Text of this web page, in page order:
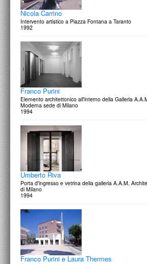
Nicola Carrino
Intervento artistico a Piazza Fontana a Taranto
1992
Franco Purini
Elemento architettonico all'interno della Galleria
Moderna sede di Milano
1994
Umberto Riva
Porta d'ingresso e vetrina della galleria A.A.M.
di Milano
1994
Franco Purini e Laura Thermes